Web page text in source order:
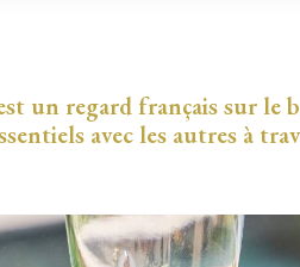
un regard français sur le
avec les autres à